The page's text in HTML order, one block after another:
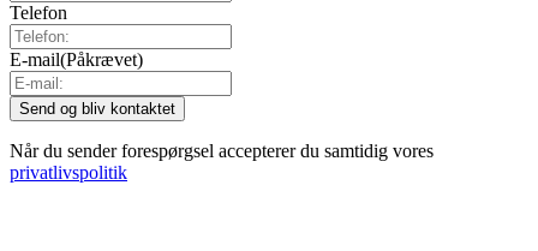
Telefon
E-mail(Påkrævet)
Når du sender forespørgsel accepterer du samtidig vores
privatlivspolitik